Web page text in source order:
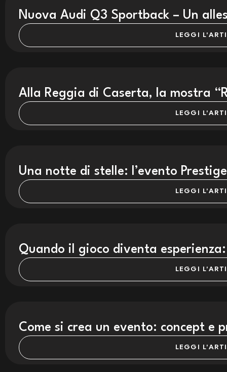
Nuova Audi Q3 Sportback – Un
LEGGI
Alla Reggia di Caserta, la mostra
LEGGI
Una notte di stelle: l’evento
LEGGI
Quando il gioco diventa
LEGGI
Come si crea un evento: concept e
LEGGI